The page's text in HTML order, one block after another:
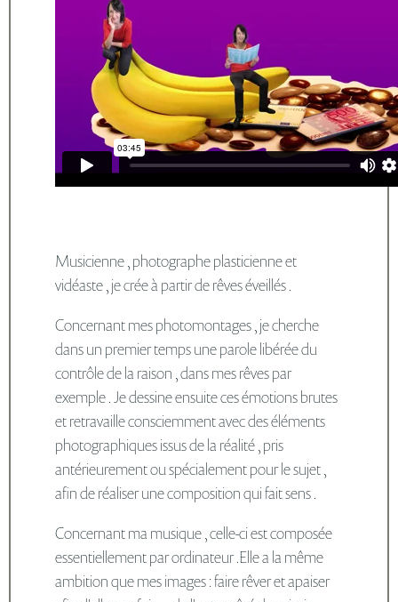
Musicienne , photographe plasticienne et
vidéaste , je crée à partir de rêves éveillés .
Concernant mes photomontages , je cherche
dans un premier temps une parole libérée du
contrôle de la raison , dans mes rêves par
exemple . Je dessine ensuite ces émotions brutes
et retravaille consciemment avec des éléments
photographiques issus de la réalité , pris
antérieurement ou spécialement pour le sujet ,
afin de réaliser une composition qui fait sens .
Concernant ma musique , celle-ci est composée
essentiellement par ordinateur .Elle a la même
ambition que mes images : faire rêver et apaiser